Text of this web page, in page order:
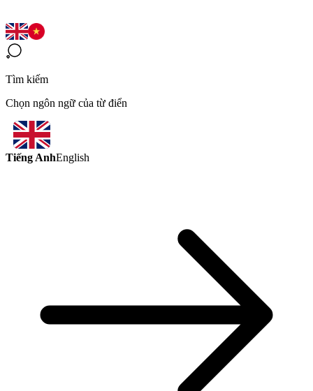
Tìm kiếm
Chọn ngôn ngữ của từ điển
Tiếng AnhEnglish